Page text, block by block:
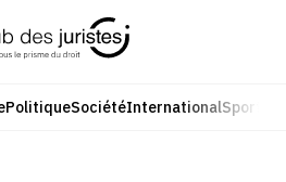
PolitiqueSociétéInternationalSport